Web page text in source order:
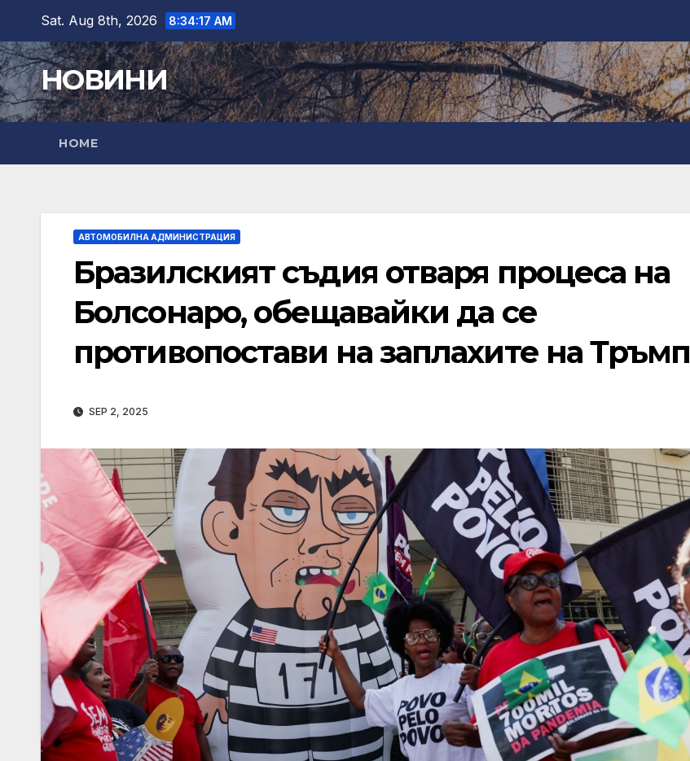
content
Sat. Aug 8th, 2026 8:34:18 AM
НОВИНИ
HOME
АВТОМОБИЛНА АДМИНИСТРАЦИЯ
Бразилският съдия отваря процеса на
Болсонаро, обещавайки да се
противопостави на заплахите на Тръмп
SEP 2, 2025